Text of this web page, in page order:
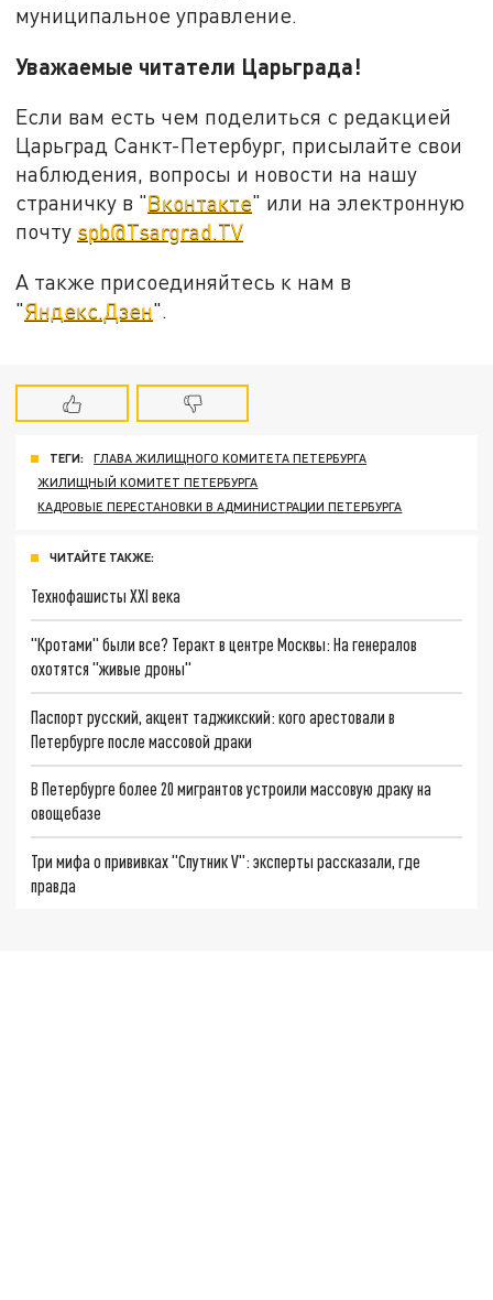
муниципальное управление.
Уважаемые читатели Царьграда!
Если вам есть чем поделиться с редакцией
Царьград Санкт-Петербург, присылайте свои
наблюдения, вопросы и новости на нашу
страничку в "Вконтакте" или на электронную
почту spb@Tsargrad.TV
А также присоединяйтесь к нам в
"Яндекс.Дзен".
ТЕГИ:
ГЛАВА ЖИЛИЩНОГО КОМИТЕТА ПЕТЕРБУРГА
ЖИЛИЩНЫЙ КОМИТЕТ ПЕТЕРБУРГА
КАДРОВЫЕ ПЕРЕСТАНОВКИ В АДМИНИСТРАЦИИ ПЕТЕРБУРГА
ЧИТАЙТЕ ТАКЖЕ:
Технофашисты XXI века
"Кротами" были все? Теракт в центре Москвы: На генералов
охотятся "живые дроны"
Паспорт русский, акцент таджикский: кого арестовали в
Петербурге после массовой драки
В Петербурге более 20 мигрантов устроили массовую драку на
овощебазе
Три мифа о прививках "Спутник V": эксперты рассказали, где
правда